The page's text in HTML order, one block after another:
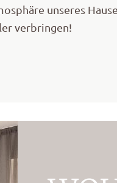
unseres
verbringen!